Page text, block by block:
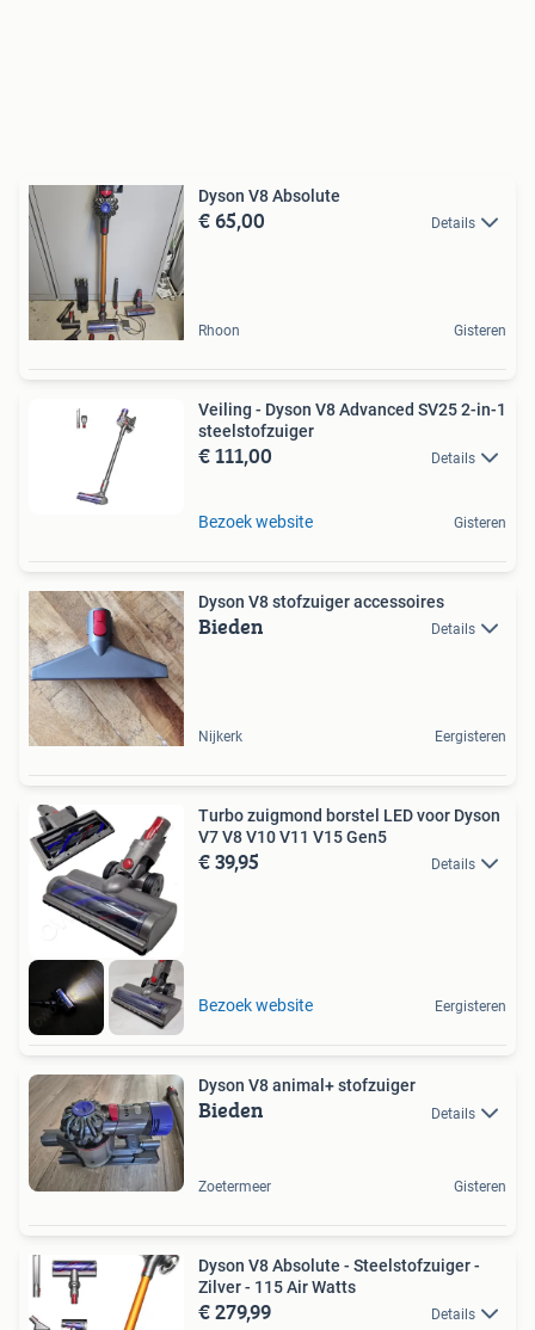
Dyson V8 Absolute
€ 65,00 Details
Rhoon Gisteren
Veiling - Dyson V8 Advanced SV25 2-in-1
steelstofzuiger
€ 111,00 Details
Bezoek website Gisteren
Dyson V8 stofzuiger accessoires
Bieden Details
Nijkerk Eergisteren
Turbo zuigmond borstel LED voor Dyson
V7 V8 V10 V11 V15 Gen5
€ 39,95 Details
Bezoek website Eergisteren
Dyson V8 animal+ stofzuiger
Bieden Details
Zoetermeer Gisteren
Dyson V8 Absolute - Steelstofzuiger -
Zilver - 115 Air Watts
€ 279,99 Details